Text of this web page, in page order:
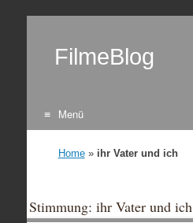
FilmeBlog
Menü
Home» ihr Vater und ich
Stimmung: ihr Vater und ich